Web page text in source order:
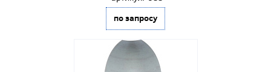
по запросу